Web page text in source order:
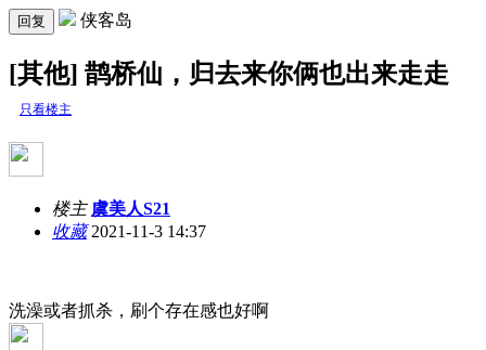
回复 侠客岛
[其他] 鹊桥仙，归去来你俩也出来走走
只看楼主
楼主 虞美人S21
收藏2021-11-3 14:37
洗澡或者抓杀，刷个存在感也好啊